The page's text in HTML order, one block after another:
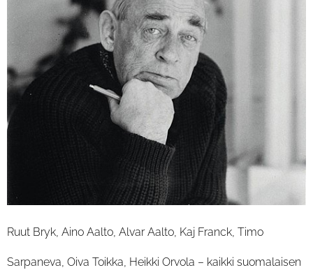
Ruut Bryk, Aino Aalto, Alvar Aalto, Kaj Franck, Timo
Sarpaneva, Oiva Toikka, Heikki Orvola – kaikki suomalaisen